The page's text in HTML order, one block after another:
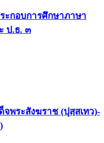
กอบการศึกษาภาษา
ป.ธ. ๓
พระสังฆราช (ปุสฺสเทว)-